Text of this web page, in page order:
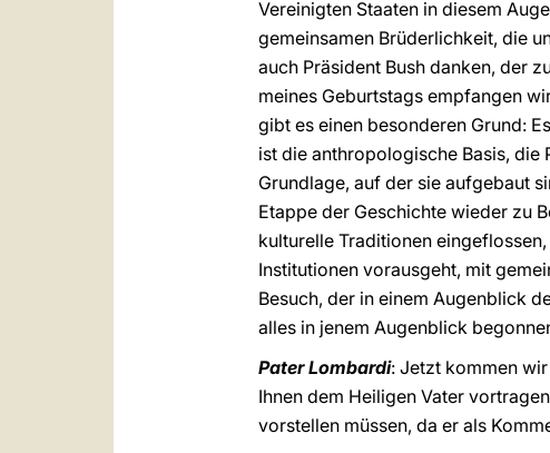
Vereinigten Staaten in diesem
gemeinsamen Brüderlichkeit, die
auch Präsident Bush danken, der
meines Geburtstags empfangen
gibt es einen besonderen Grund:
ist die anthropologische Basis, die
Grundlage, auf der sie aufgebaut
Etappe der Geschichte wieder zu
kulturelle Traditionen
Institutionen vorausgeht, mit
Besuch, der in einem Augenblick
alles in jenem Augenblick
Pater Lombardi: Jetzt kommen
Ihnen dem Heiligen Vater
vorstellen müssen, da er als